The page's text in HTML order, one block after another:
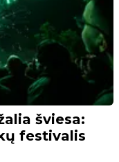
šviesa:
festivalis